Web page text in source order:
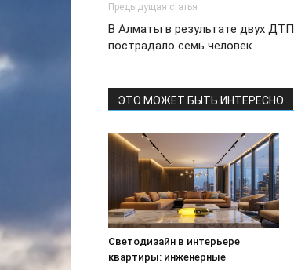
Предыдущая статья
В Алматы в результате двух ДТП
пострадало семь человек
ЭТО МОЖЕТ БЫТЬ ИНТЕРЕСНО
Светодизайн в интерьере
квартиры: инженерные